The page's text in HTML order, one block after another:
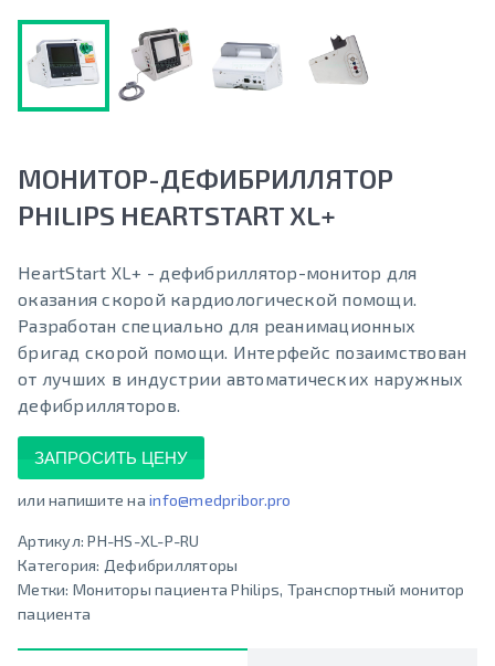
МОНИТОР-ДЕФИБРИЛЛЯТОР
PHILIPS HEARTSTART XL+
HeartStart XL+ - дефибриллятор-монитор для
оказания скорой кардиологической помощи.
Разработан специально для реанимационных
бригад скорой помощи. Интерфейс позаимствован
от лучших в индустрии автоматических наружных
дефибрилляторов.
ЗАПРОСИТЬ ЦЕНУ
или напишите на info@medpribor.pro
Артикул:PH-HS-XL-P-RU
Категория: Дефибрилляторы
Метки: Мониторы пациента Philips, Транспортный монитор
пациента